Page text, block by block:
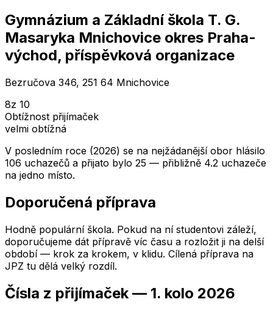
Gymnázium a Základní škola T. G.
Masaryka Mnichovice okres Praha-
východ, příspěvková organizace
Bezručova 346, 251 64 Mnichovice
8z 10
Obtížnost přijímaček
velmi obtížná
V posledním roce (2026) se na nejžádanější obor hlásilo
106 uchazečů a přijato bylo 25 — přibližně 4.2 uchazeče
na jedno místo.
Doporučená příprava
Hodně populární škola. Pokud na ní studentovi záleží,
doporučujeme dát přípravě víc času a rozložit ji na delší
období — krok za krokem, v klidu. Cílená příprava na
JPZ tu dělá velký rozdíl.
Čísla z přijímaček — 1. kolo 2026